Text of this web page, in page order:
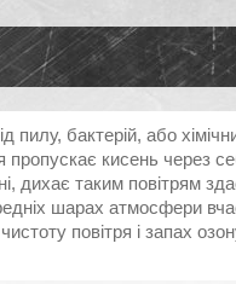
пилу, бактерій, або
пропускає кисень через
дихає таким повітрям
шарах атмосфери
повітря і запах